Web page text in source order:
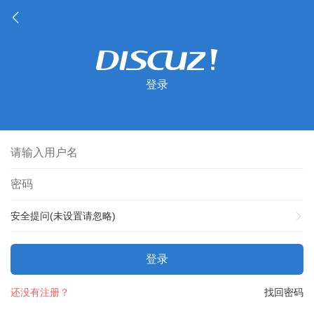
登录
安全提问(未设置请忽略)
登录
找回密码
还没有注册？